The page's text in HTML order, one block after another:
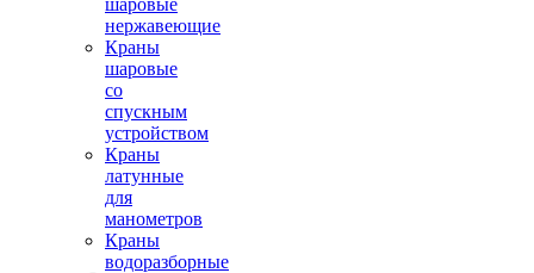
шаровые
нержавеющие
Краны
шаровые
со
спускным
устройством
Краны
латунные
для
манометров
Краны
водоразборные